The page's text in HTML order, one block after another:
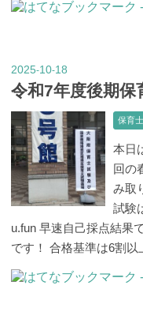
2025-10-18
令和7年度後期保
保育士
本日
回の
み取
試験
u.fun 早速自己採点結果
です！ 合格基準は6割